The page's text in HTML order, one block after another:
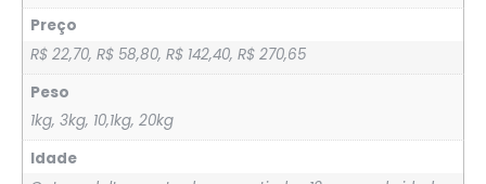
Preço
R$ 22,70, R$ 58,80, R$ 142,40, R$ 270,65
Peso
1kg, 3kg, 10,1kg, 20kg
Idade